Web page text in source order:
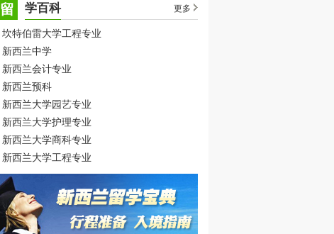
留 学百科 更多
坎特伯雷大学工程专业
新西兰中学
新西兰会计专业
新西兰预科
新西兰大学园艺专业
新西兰大学护理专业
新西兰大学商科专业
新西兰大学工程专业